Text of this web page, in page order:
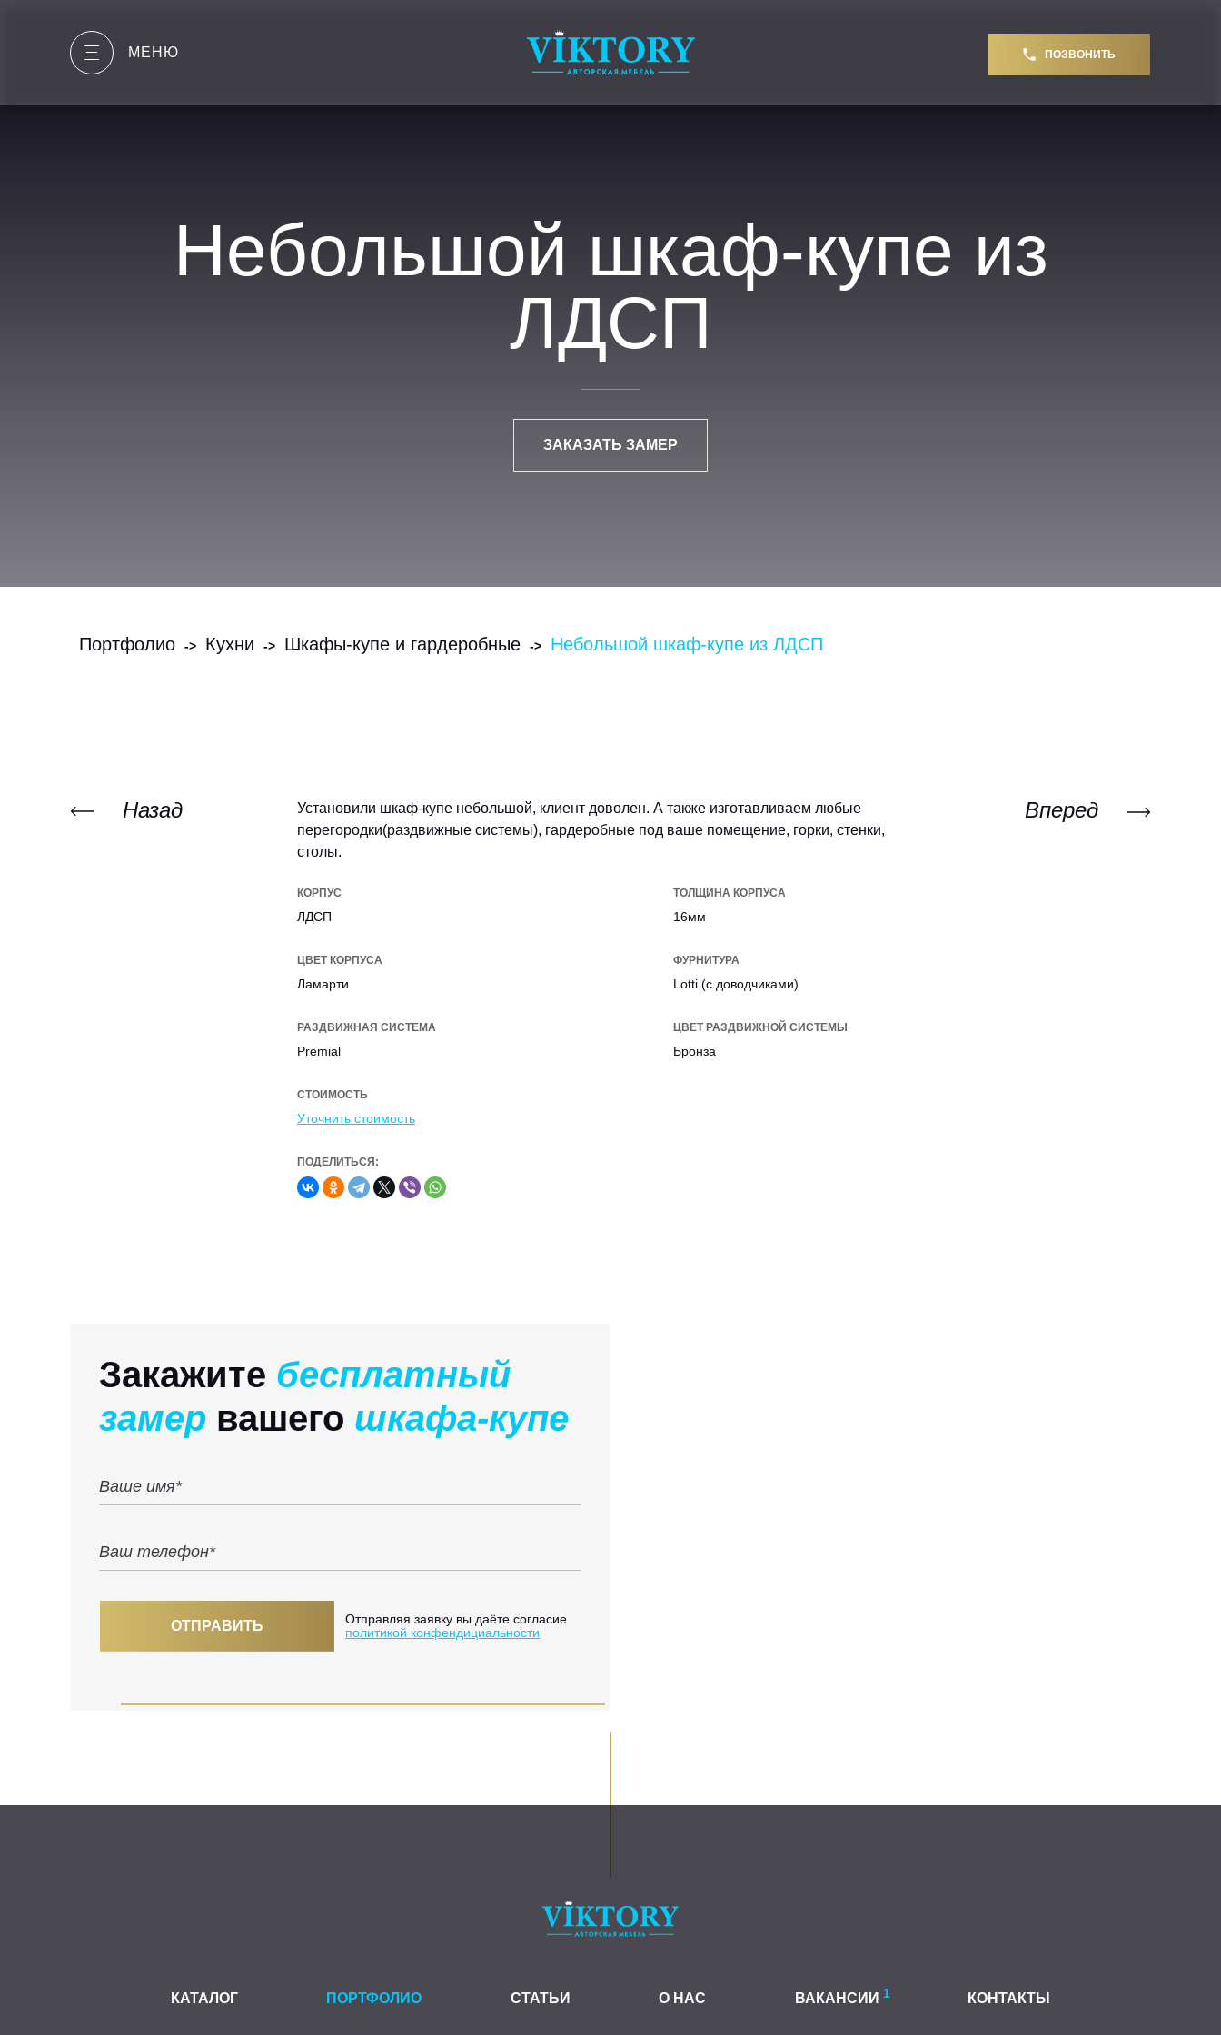
МЕНЮ ПОЗВОНИТЬ
Небольшой шкаф-купе из
ЛДСП
ЗАКАЗАТЬ ЗАМЕР
Портфолио -> Кухни -> Шкафы-купе и гардеробные -> Небольшой шкаф-купе из ЛДСП
Назад Установили шкаф-купе небольшой, клиент доволен. А также изготавливаем любые
перегородки(раздвижные системы), гардеробные под ваше помещение, горки, стенки,
столы.
КОРПУС
ЛДСП
ТОЛЩИНА КОРПУСА
16мм
ЦВЕТ КОРПУСА
Ламарти
ФУРНИТУРА
Lotti (с доводчиками)
РАЗДВИЖНАЯ СИСТЕМА
Premial
ЦВЕТ РАЗДВИЖНОЙ СИСТЕМЫ
Бронза
СТОИМОСТЬ
Уточнить стоимость
ПОДЕЛИТЬСЯ:
Вперед
Закажите бесплатный
замер вашего шкафа-купе
ОТПРАВИТЬ
Отправляя заявку вы даёте согласие
политикой конфендициальности
КАТАЛОГ ПОРТФОЛИО СТАТЬИ О НАС ВАКАНСИИ 1 КОНТАКТЫ